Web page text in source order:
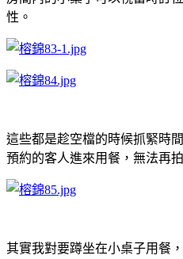
性。
這些都是趁空檔的時候抓緊時
預約的客人進來用餐，無法再
其實我對要蹲坐在小桌子用餐